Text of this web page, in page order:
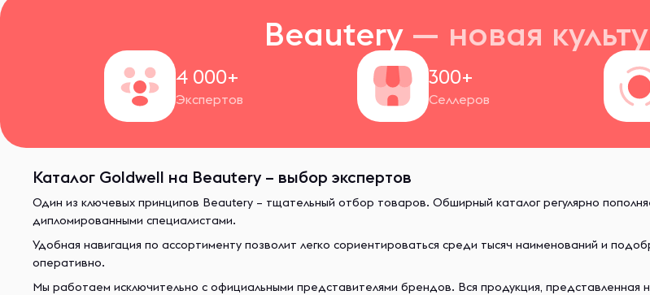
Beautery — новая
4 000+
Экспертов
300+
Селлеров
Каталог Goldwell на Beautery – выбор экспертов
Один из ключевых принципов Beautery – тщательный отбор товаров. Обширный каталог регулярно
дипломированными специалистами.
Удобная навигация по ассортименту позволит легко сориентироваться среди тысяч наименований и
оперативно.
Мы работаем исключительно с официальными представителями брендов. Вся продукция, представленная